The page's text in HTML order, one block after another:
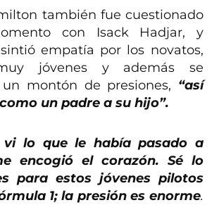
también fue cuestionado
con Isack Hadjar, y
empatía por los novatos,
jóvenes y además se
montón de presiones, “así
un padre a su hijo”.
vi lo que le había pasado a
encogió el corazón. Sé lo
para estos jóvenes pilotos
1; la presión es enorme.